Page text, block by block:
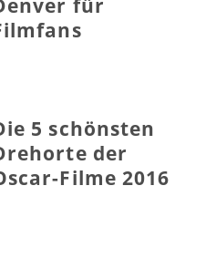
für
5 schönsten
der
Filme 2016